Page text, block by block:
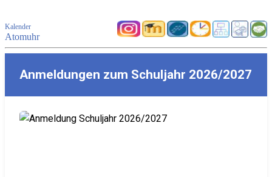
Kalender
Atomuhr
Anmeldungen zum Schuljahr 2026/2027